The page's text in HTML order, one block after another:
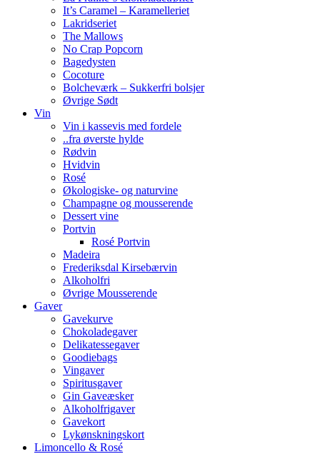
It’s Caramel – Karamelleriet
Lakridseriet
The Mallows
No Crap Popcorn
Bagedysten
Cocoture
Bolcheværk – Sukkerfri bolsjer
Øvrige Sødt
Vin
Vin i kassevis med fordele
..fra øverste hylde
Rødvin
Hvidvin
Rosé
Økologiske- og naturvine
Champagne og mousserende
Dessert vine
Portvin
Rosé Portvin
Madeira
Frederiksdal Kirsebærvin
Alkoholfri
Øvrige Mousserende
Gaver
Gavekurve
Chokoladegaver
Delikatessegaver
Goodiebags
Vingaver
Spiritusgaver
Gin Gaveæsker
Alkoholfrigaver
Gavekort
Lykønskningskort
Limoncello & Rosé